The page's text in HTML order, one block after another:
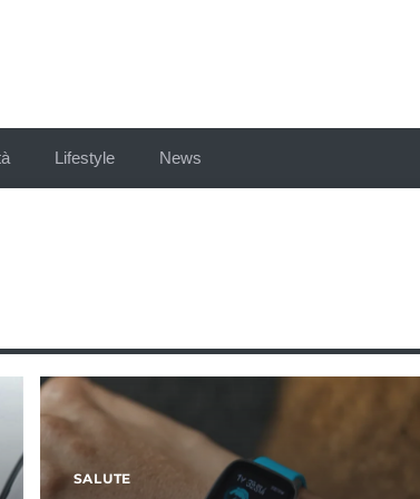
Lifestyle News
SALUTE